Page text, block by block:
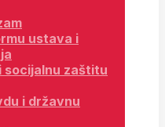
ustava i
socijalnu zaštitu
i državnu